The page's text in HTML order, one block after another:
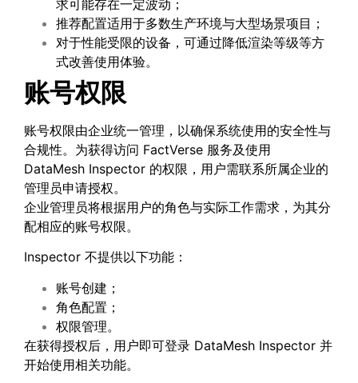
求可能存在一定波动；
推荐配置适用于多数生产环境与大型场景项目；
对于性能受限的设备，可通过降低渲染等级等方
式改善使用体验。
账号权限
账号权限由企业统一管理，以确保系统使用的安全性与
合规性。为获得访问 FactVerse 服务及使用
DataMesh Inspector 的权限，用户需联系所属企业的
管理员申请授权。
企业管理员将根据用户的角色与实际工作需求，为其分
配相应的账号权限。
Inspector 不提供以下功能：
账号创建；
角色配置；
权限管理。
在获得授权后，用户即可登录 DataMesh Inspector 并
开始使用相关功能。